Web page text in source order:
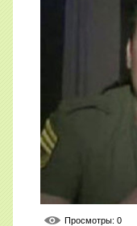
Просмотры: 0